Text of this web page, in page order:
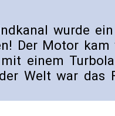
wurde
Der Motor
mit einem
Welt war das